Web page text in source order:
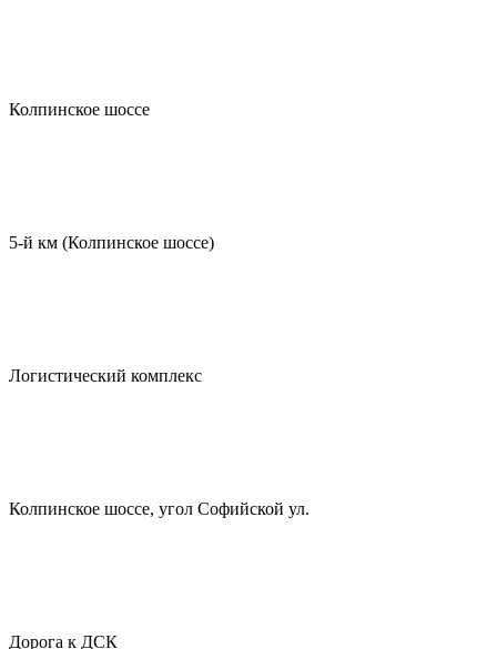
Колпинское шоссе
5-й км (Колпинское шоссе)
Логистический комплекс
Колпинское шоссе, угол Софийской ул.
Дорога к ДСК